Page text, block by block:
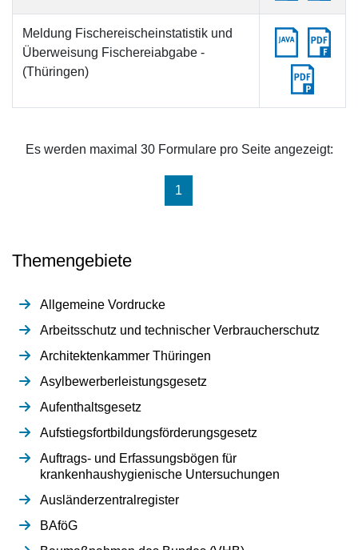
Meldung Fischereischeinstatistik und
Überweisung Fischereiabgabe -
(Thüringen)
Es werden maximal 30 Formulare pro Seite angezeigt:
1
Themengebiete
Allgemeine Vordrucke
Arbeitsschutz und technischer Verbraucherschutz
Architektenkammer Thüringen
Asylbewerberleistungsgesetz
Aufenthaltsgesetz
Aufstiegsfortbildungsförderungsgesetz
Auftrags- und Erfassungsbögen für
krankenhaushygienische Untersuchungen
Ausländerzentralregister
BAföG